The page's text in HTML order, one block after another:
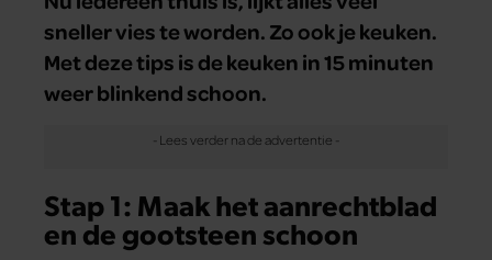
sneller vies te worden. Zo ook je keuken.
Met deze tips is de keuken in 15 minuten
weer blinkend schoon.
Stap 1: Maak het aanrechtblad
en de gootsteen schoon